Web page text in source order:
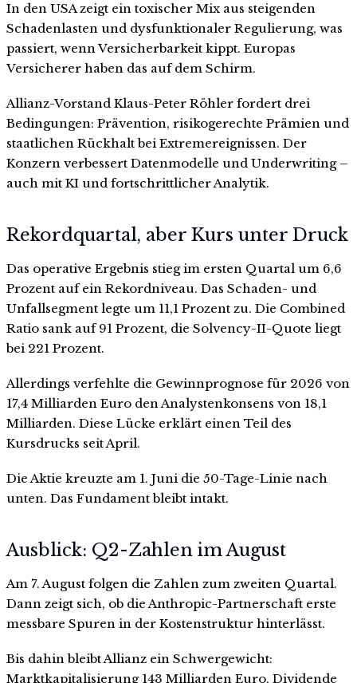
In den USA zeigt ein toxischer Mix aus steigenden
Schadenlasten und dysfunktionaler Regulierung, was
passiert, wenn Versicherbarkeit kippt. Europas
Versicherer haben das auf dem Schirm.
Allianz-Vorstand Klaus-Peter Röhler fordert drei
Bedingungen: Prävention, risikogerechte Prämien und
staatlichen Rückhalt bei Extremereignissen. Der
Konzern verbessert Datenmodelle und Underwriting –
auch mit KI und fortschrittlicher Analytik.
Rekordquartal, aber Kurs unter Druck
Das operative Ergebnis stieg im ersten Quartal um 6,6
Prozent auf ein Rekordniveau. Das Schaden- und
Unfallsegment legte um 11,1 Prozent zu. Die Combined
Ratio sank auf 91 Prozent, die Solvency-II-Quote liegt
bei 221 Prozent.
Allerdings verfehlte die Gewinnprognose für 2026 von
17,4 Milliarden Euro den Analystenkonsens von 18,1
Milliarden. Diese Lücke erklärt einen Teil des
Kursdrucks seit April.
Die Aktie kreuzte am 1. Juni die 50-Tage-Linie nach
unten. Das Fundament bleibt intakt.
Ausblick: Q2-Zahlen im August
Am 7. August folgen die Zahlen zum zweiten Quartal.
Dann zeigt sich, ob die Anthropic-Partnerschaft erste
messbare Spuren in der Kostenstruktur hinterlässt.
Bis dahin bleibt Allianz ein Schwergewicht:
Marktkapitalisierung 143 Milliarden Euro, Dividende